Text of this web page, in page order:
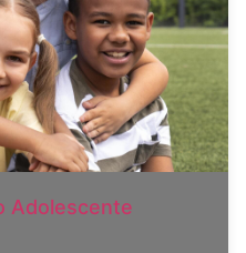
Adolescente